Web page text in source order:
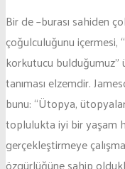
Bir de –burası sahiden
çoğulculuğunu içermesi,
korkutucu
tanıması elzemdir.
bunu: “Ütopya,
toplulukta iyi bir yaşam
gerçekleştirmeye